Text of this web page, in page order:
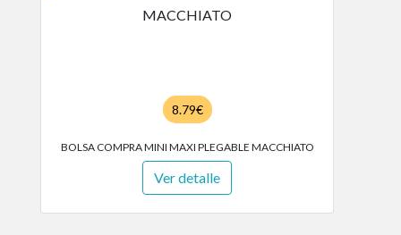
8.79€
BOLSA COMPRA MINI MAXI PLEGABLE MACCHIATO
Ver detalle